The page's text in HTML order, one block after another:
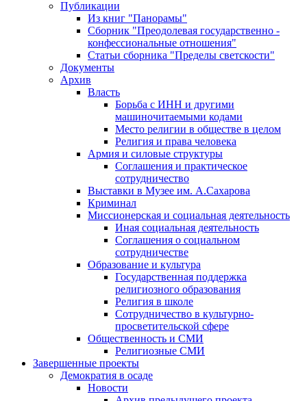
Публикации
Из книг "Панорамы"
Сборник "Преодолевая государственно -
конфессиональные отношения"
Статьи сборника "Пределы светскости"
Документы
Архив
Власть
Борьба с ИНН и другими
машиночитаемыми кодами
Место религии в обществе в целом
Религия и права человека
Армия и силовые структуры
Соглашения и практическое
сотрудничество
Выставки в Музее им. А.Сахарова
Криминал
Миссионерская и социальная деятельность
Иная социальная деятельность
Соглашения о социальном
сотрудничестве
Образование и культура
Государственная поддержка
религиозного образования
Религия в школе
Сотрудничество в культурно-
просветительской сфере
Общественность и СМИ
Религиозные СМИ
Завершенные проекты
Демократия в осаде
Новости